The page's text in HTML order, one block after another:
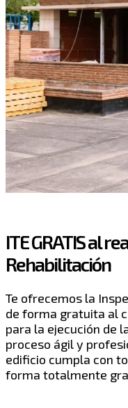
ITE GRATIS al
Rehabilitación
Te ofrecemos la
de forma gratuita al
para la ejecución de
proceso ágil y
edificio cumpla con
forma totalmente